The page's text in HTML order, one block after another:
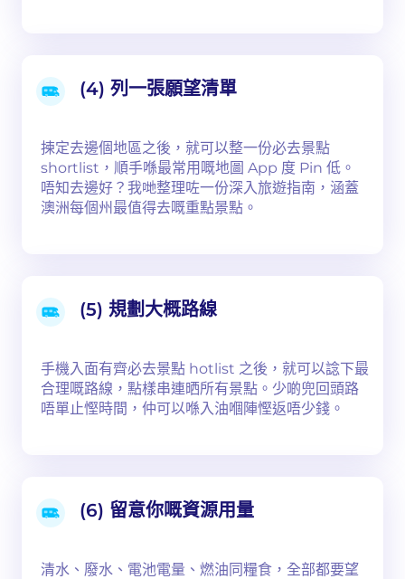
(4) 列一張願望清單
揀定去邊個地區之後，就可以整一份必去景點
shortlist，順手喺最常用嘅地圖 App 度 Pin 低。
唔知去邊好？我哋整理咗一份深入旅遊指南，涵蓋
澳洲每個州最值得去嘅重點景點。
(5) 規劃大概路線
手機入面有齊必去景點 hotlist 之後，就可以諗下最
合理嘅路線，點樣串連晒所有景點。少啲兜回頭路
唔單止慳時間，仲可以喺入油嗰陣慳返唔少錢。
(6) 留意你嘅資源用量
清水、廢水、電池電量、燃油同糧食，全部都要望